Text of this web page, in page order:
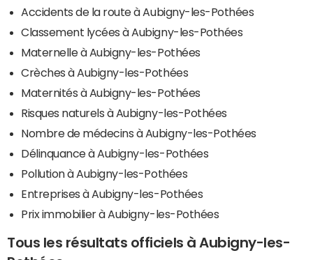
Accidents de la route à Aubigny-les-Pothées
Classement lycées à Aubigny-les-Pothées
Maternelle à Aubigny-les-Pothées
Crèches à Aubigny-les-Pothées
Maternités à Aubigny-les-Pothées
Risques naturels à Aubigny-les-Pothées
Nombre de médecins à Aubigny-les-Pothées
Délinquance à Aubigny-les-Pothées
Pollution à Aubigny-les-Pothées
Entreprises à Aubigny-les-Pothées
Prix immobilier à Aubigny-les-Pothées
Tous les résultats officiels à Aubigny-les-